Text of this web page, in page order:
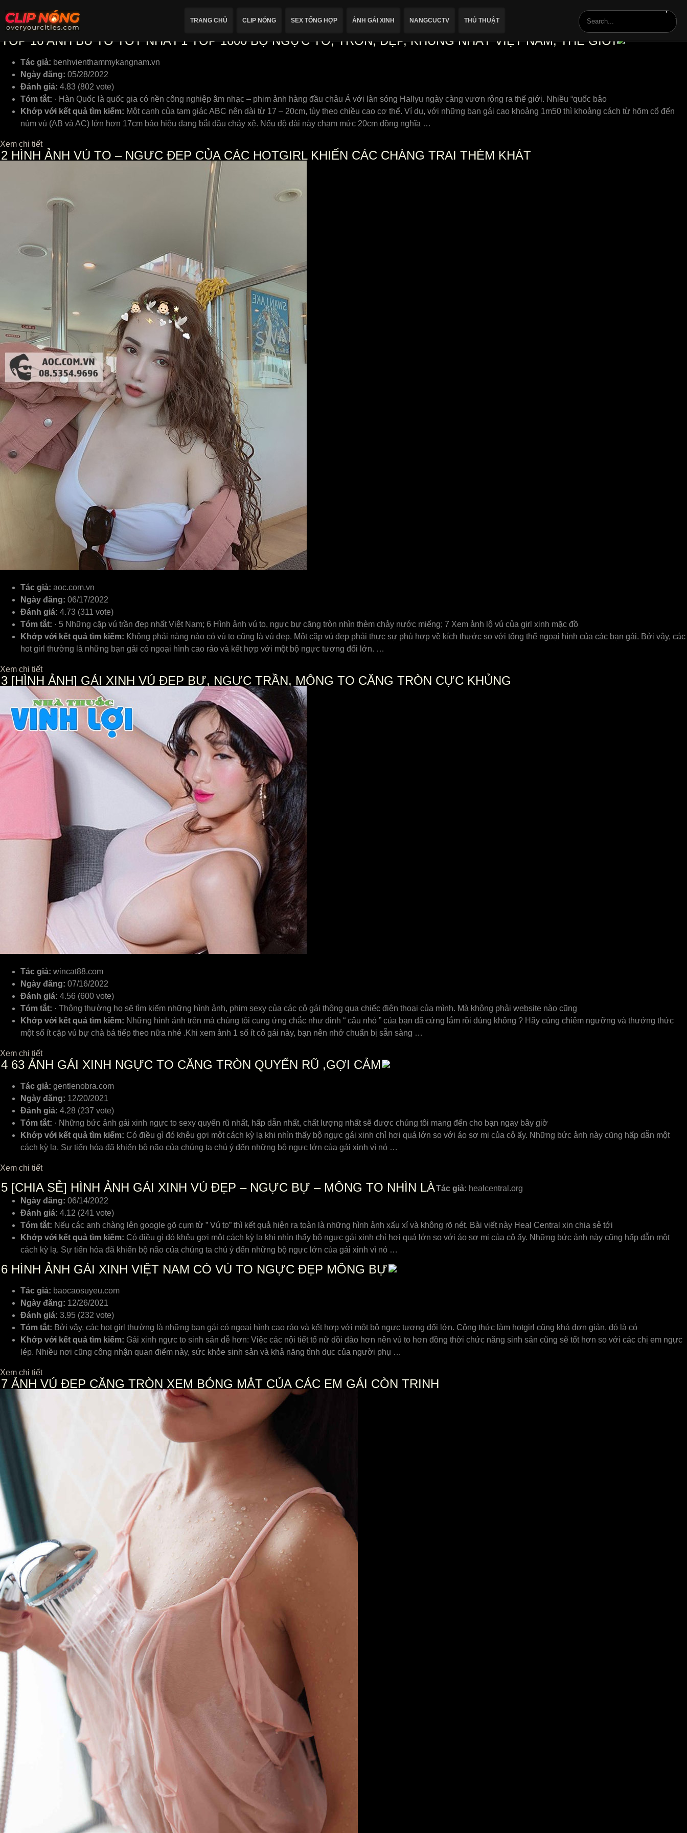
TRANG CHỦ CLIP NÓNG SEX TỔNG HỢP ẢNH GÁI XINH NANGCUCTV THỦ THUẬT
TOP 16 ANH BU TO TỐT NHẤT1TOP 1600 BỘ NGỰC TO, TRÒN, ĐẸP, KHỦNG NHẤT VIỆT NAM, THẾ GIỚI
Tác giả: benhvienthammykangnam.vn
Ngày đăng: 05/28/2022
Đánh giá: 4.83 (802 vote)
Tóm tắt: · Hàn Quốc là quốc gia có nền công nghiệp âm nhạc – phim ảnh hàng đầu châu Á với làn sóng Hallyu ngày càng vươn rộng ra thế giới. Nhiều “quốc bảo
Khớp với kết quả tìm kiếm: Một cạnh của tam giác ABC nên dài từ 17 – 20cm, tùy theo chiều cao cơ thể. Ví dụ, với những bạn gái cao khoảng 1m50 thì khoảng cách từ hõm cổ đến
núm vú (AB và AC) lớn hơn 17cm báo hiệu đang bắt đầu chảy xệ. Nếu độ dài này chạm mức 20cm đồng nghĩa …
Xem chi tiết
2 HÌNH ẢNH VÚ TO – NGỰC ĐẸP CỦA CÁC HOTGIRL KHIẾN CÁC CHÀNG TRAI THÈM KHÁT
Tác giả: aoc.com.vn
Ngày đăng: 06/17/2022
Đánh giá: 4.73 (311 vote)
Tóm tắt: · 5 Những cặp vú trần đẹp nhất Việt Nam; 6 Hình ảnh vú to, ngực bự căng tròn nhìn thèm chảy nước miếng; 7 Xem ảnh lộ vú của girl xinh mặc đồ
Khớp với kết quả tìm kiếm: Không phải nàng nào có vú to cũng là vú đẹp. Một cặp vú đẹp phải thực sự phù hợp về kích thước so với tổng thể ngoại hình của các bạn gái. Bởi vậy, các
hot girl thường là những bạn gái có ngoại hình cao ráo và kết hợp với một bộ ngực tương đối lớn. …
Xem chi tiết
3 [HÌNH ẢNH] GÁI XINH VÚ ĐẸP BỰ, NGỰC TRẦN, MÔNG TO CĂNG TRÒN CỰC KHỦNG
Tác giả: wincat88.com
Ngày đăng: 07/16/2022
Đánh giá: 4.56 (600 vote)
Tóm tắt: · Thông thường họ sẽ tìm kiếm những hình ảnh, phim sexy của các cô gái thông qua chiếc điện thoại của mình. Mà không phải website nào cũng
Khớp với kết quả tìm kiếm: Những hình ảnh trên mà chúng tôi cung ứng chắc như đinh “ cậu nhỏ ” của bạn đã cứng lắm rồi đúng không ? Hãy cùng chiêm ngưỡng và thưởng thức
một số ít cặp vú bự chà bá tiếp theo nữa nhé .Khi xem ảnh 1 số ít cô gái này, bạn nên nhớ chuẩn bị sẵn sàng …
Xem chi tiết
4 63 ẢNH GÁI XINH NGỰC TO CĂNG TRÒN QUYẾN RŨ ,GỢI CẢM
Tác giả: gentlenobra.com
Ngày đăng: 12/20/2021
Đánh giá: 4.28 (237 vote)
Tóm tắt: · Những bức ảnh gái xinh ngực to sexy quyến rũ nhất, hấp dẫn nhất, chất lượng nhất sẽ được chúng tôi mang đến cho bạn ngay bây giờ
Khớp với kết quả tìm kiếm: Có điều gì đó khêu gợi một cách kỳ lạ khi nhìn thấy bộ ngực gái xinh chỉ hơi quá lớn so với áo sơ mi của cô ấy. Những bức ảnh này cũng hấp dẫn một
cách kỳ lạ. Sự tiến hóa đã khiến bộ não của chúng ta chú ý đến những bộ ngực lớn của gái xinh vì nó …
Xem chi tiết
5 [CHIA SẺ] HÌNH ẢNH GÁI XINH VÚ ĐẸP – NGỰC BỰ – MÔNG TO NHÌN LÀTác giả: healcentral.org
Ngày đăng: 06/14/2022
Đánh giá: 4.12 (241 vote)
Tóm tắt: Nếu các anh chàng lên google gõ cụm từ ” Vú to” thì kết quả hiện ra toàn là những hình ảnh xấu xí và không rõ nét. Bài viết này Heal Central xin chia sẻ tới
Khớp với kết quả tìm kiếm: Có điều gì đó khêu gợi một cách kỳ lạ khi nhìn thấy bộ ngực gái xinh chỉ hơi quá lớn so với áo sơ mi của cô ấy. Những bức ảnh này cũng hấp dẫn một
cách kỳ lạ. Sự tiến hóa đã khiến bộ não của chúng ta chú ý đến những bộ ngực lớn của gái xinh vì nó …
6 HÌNH ẢNH GÁI XINH VIỆT NAM CÓ VÚ TO NGỰC ĐẸP MÔNG BỰ
Tác giả: baocaosuyeu.com
Ngày đăng: 12/26/2021
Đánh giá: 3.95 (232 vote)
Tóm tắt: Bởi vậy, các hot girl thường là những bạn gái có ngoại hình cao ráo và kết hợp với một bộ ngực tương đối lớn. Công thức làm hotgirl cũng khá đơn giản, đó là có
Khớp với kết quả tìm kiếm: Gái xinh ngực to sinh sản dễ hơn: Việc các nội tiết tố nữ dồi dào hơn nên vú to hơn đồng thời chức năng sinh sản cũng sẽ tốt hơn so với các chị em ngực
lép. Nhiều nơi cũng công nhận quan điểm này, sức khỏe sinh sản và khả năng tình dục của người phụ …
Xem chi tiết
7 ẢNH VÚ ĐẸP CĂNG TRÒN XEM BỎNG MẮT CỦA CÁC EM GÁI CÒN TRINH